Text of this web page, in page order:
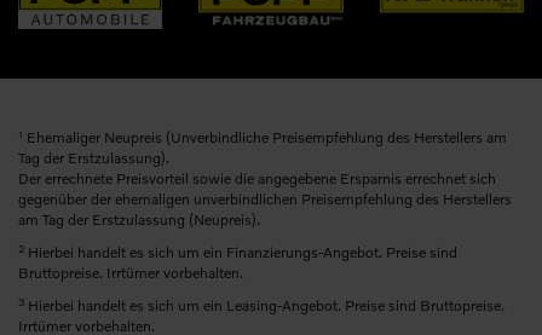
1 Ehemaliger Neupreis (Unverbindliche Preisempfehlung des Herstellers am
Tag der Erstzulassung).
Der errechnete Preisvorteil sowie die angegebene Ersparnis errechnet sich
gegenüber der ehemaligen unverbindlichen Preisempfehlung des Herstellers
am Tag der Erstzulassung (Neupreis).
2 Hierbei handelt es sich um ein Finanzierungs-Angebot. Preise sind
Bruttopreise. Irrtümer vorbehalten.
3 Hierbei handelt es sich um ein Leasing-Angebot. Preise sind Bruttopreise.
Irrtümer vorbehalten.